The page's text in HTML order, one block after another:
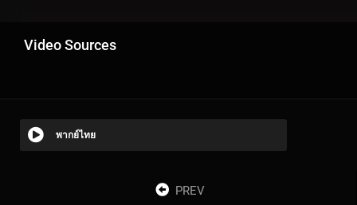
Video Sources
พากย์ไทย
PREV